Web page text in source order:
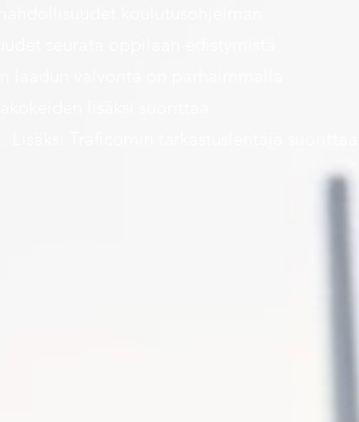
koulutusohjelman
seurata oppilaan edistymistä.
laadun valvonta on parhaimmalla
lisäksi suorittaa
Traficomin tarkastuslentäjä suorittaa